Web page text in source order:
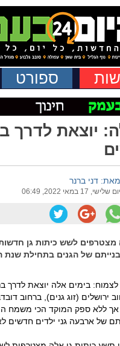
ספורט
יוצאת לדרך
מאת: דני ברנר
יום שלישי, 17 במאי 2022, 06:49
מצטרפים לשש כיתות גן
בימים אלה יוצאת לדרך
ירושלים (זוג גנים), ברחוב
אך ללא ספק המוקד הכי משמח
של ארבעה גני ילדים חדשים